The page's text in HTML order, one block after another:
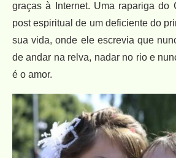
graças à Internet. Uma rapariga do
post espiritual de um deficiente do
sua vida, onde ele escrevia que
de andar na relva, nadar no rio e
é o amor.